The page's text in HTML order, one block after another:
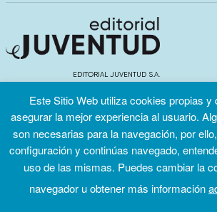
EDITORIAL JUVENTUD S.A.
info@editorialjuventud.es
Condiciones
Política de
privacidad
Política de
Este Sitio Web utiliza cookies propias y
asegurar la mejor experiencia al usuario.
son necesarias para la navegación, por
configuración y continúas navegado,
uso de las mismas. Puedes cambiar la
navegador u obtener más información